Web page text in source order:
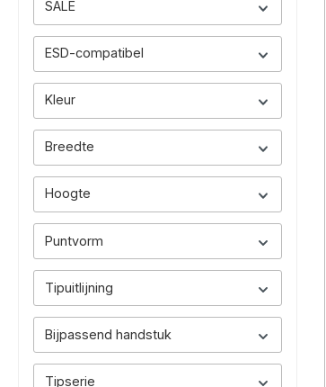
SALE
ESD-compatibel
Kleur
Breedte
Hoogte
Puntvorm
Tipuitlijning
Bijpassend handstuk
Tipserie